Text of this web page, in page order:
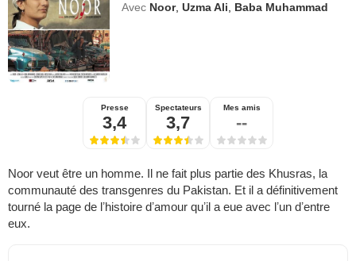
Avec Noor,Uzma Ali, Baba Muhammad
Presse
3,4
Spectateurs
3,7
Mes amis
--
Noor veut être un homme. Il ne fait plus partie des Khusras, la
communauté des transgenres du Pakistan. Et il a définitivement
tourné la page de lʼhistoire dʼamour quʼil a eue avec lʼun dʼentre
eux.